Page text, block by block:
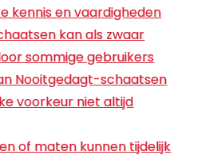
kennis en vaardigheden
kan als zwaar
sommige gebruikers
Nooitgedagt-schaatsen
voorkeur niet altijd
of maten kunnen tijdelijk